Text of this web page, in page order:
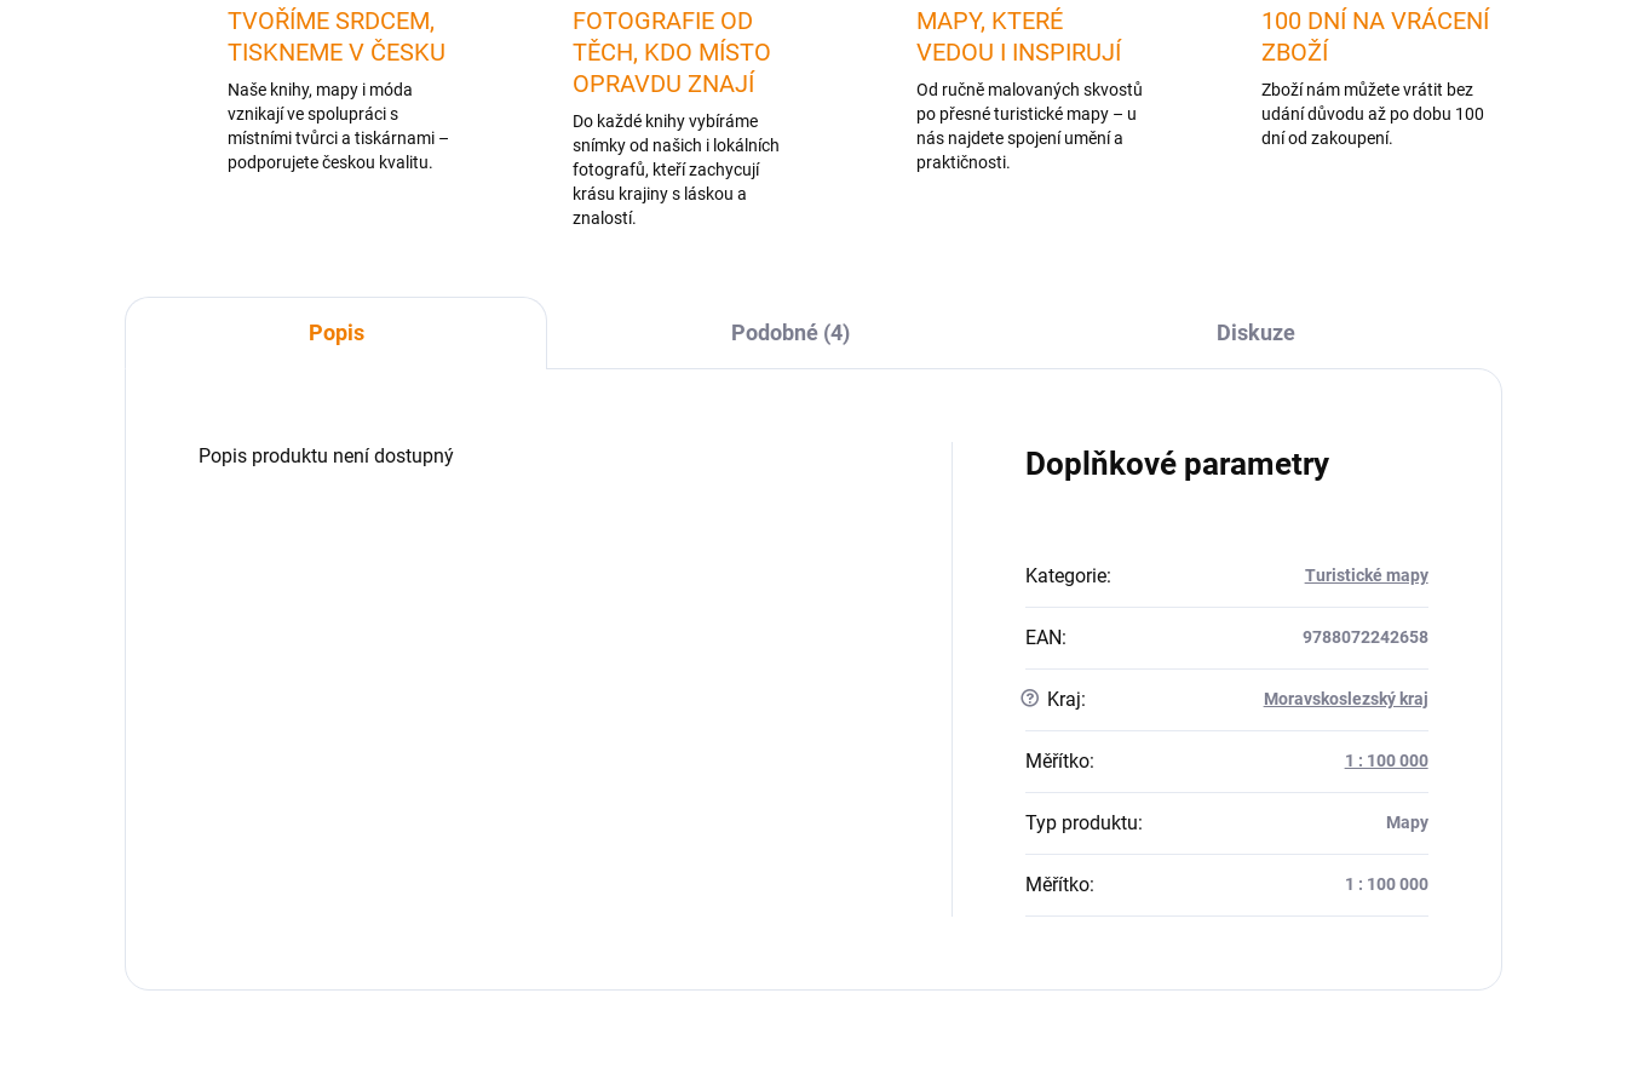
TVOŘÍME SRDCEM,
TISKNEME V ČESKU
Naše knihy, mapy i móda
vznikají ve spolupráci s
místními tvůrci a tiskárnami –
podporujete českou kvalitu.
FOTOGRAFIE OD
TĚCH, KDO MÍSTO
OPRAVDU ZNAJÍ
Do každé knihy vybíráme
snímky od našich i lokálních
fotografů, kteří zachycují
krásu krajiny s láskou a
znalostí.
MAPY, KTERÉ
VEDOU I INSPIRUJÍ
Od ručně malovaných skvostů
po přesné turistické mapy – u
nás najdete spojení umění a
praktičnosti.
100 DNÍ NA VRÁCENÍ
ZBOŽÍ
Zboží nám můžete vrátit bez
udání důvodu až po dobu 100
dní od zakoupení.
Popis Podobné (4) Diskuze
Popis produktu není dostupný Doplňkové parametry
Kategorie: Turistické mapy
EAN: 9788072242658
? Kraj: Moravskoslezský kraj
Měřítko: 1 : 100 000
Typ produktu: Mapy
Měřítko: 1 : 100 000